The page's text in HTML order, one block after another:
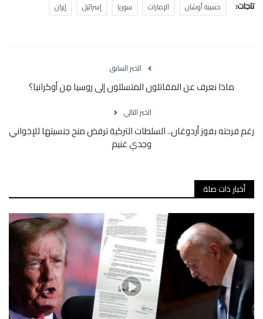
تاجات: حسينة أوشان الإمارات سوريا إسرائيل إيران
الخبر السابق
ماذا نعرف عن المقاتلون المتسللون إلى روسيا مِن أوكرانيا؟
الخبر التالي
رغم فرحته بفوز أردوغان.. السلطات التركية ترفض منح جنسيتها للإخواني
وجدي غنيم
أخبار ذات صلة